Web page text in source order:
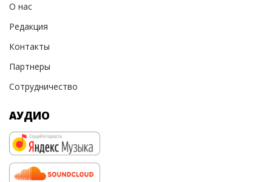
О нас
Редакция
Контакты
Партнеры
Сотрудничество
АУДИО